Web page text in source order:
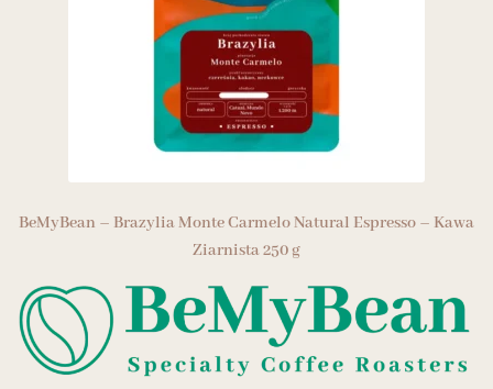
BeMyBean – Brazylia Monte Carmelo Natural Espresso – Kawa
Ziarnista 250 g